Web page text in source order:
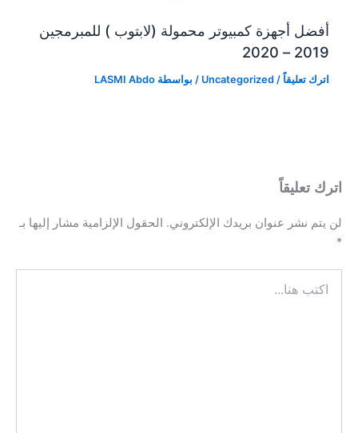
أفضل أجهزة كمبيوتر محمولة (لابتوب ) للمبرمجين
2019 – 2020
اترك تعليقاً /
Uncategorized/ بواسطة LASMI Abdo
اترك تعليقاً
لن يتم نشر عنوان بريدك الإلكتروني. الحقول الإلزامية مشار إليها بـ